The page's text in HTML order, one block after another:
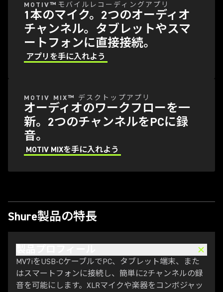
MOTIV™モバイルレコーディングアプリ
1本のマイク。2つのオーディオ
チャンネル。タブレットやスマ
ートフォンに直接接続。
アプリを手に入れよう
(Opens in a new tab)
MOTIV MIX™ デスクトップアプリ
オーディオのワークフローを一
新。2つのチャンネルをPCに録
音。
MOTIV MIXを手に入れよう
(Opens in a new tab)
Shure製品の特長
MV7iをUSB-CケーブルでPC、タブレット端末、また
はスマートフォンに接続し、簡単に2チャンネルの録
音を可能にします。XLRマイクや楽器をコンボジャッ